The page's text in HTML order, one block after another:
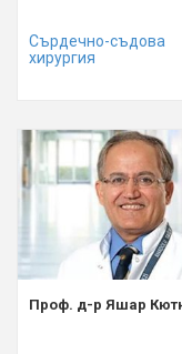
Сърдечно-съдова
хирургия
Проф. д-р Яшар